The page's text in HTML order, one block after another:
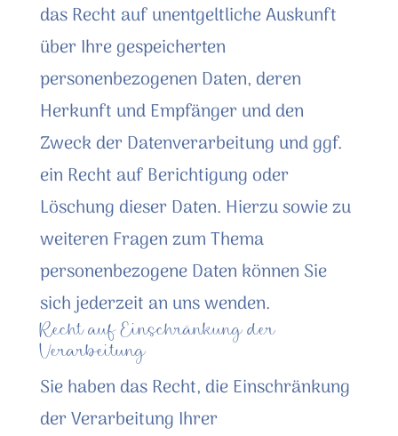
das Recht auf unentgeltliche Auskunft
über Ihre gespeicherten
personenbezogenen Daten, deren
Herkunft und Empfänger und den
Zweck der Datenverarbeitung und ggf.
ein Recht auf Berichtigung oder
Löschung dieser Daten. Hierzu sowie zu
weiteren Fragen zum Thema
personenbezogene Daten können Sie
sich jederzeit an uns wenden.
Recht auf Einschränkung der
Verarbeitung
Sie haben das Recht, die Einschränkung
der Verarbeitung Ihrer